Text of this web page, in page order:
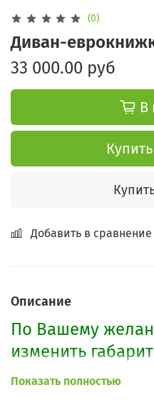
(0)
Диван-
33 000.00 руб
В
Добавить в сравнение
Описание
По Вашему
изменить
также
Показать полностью